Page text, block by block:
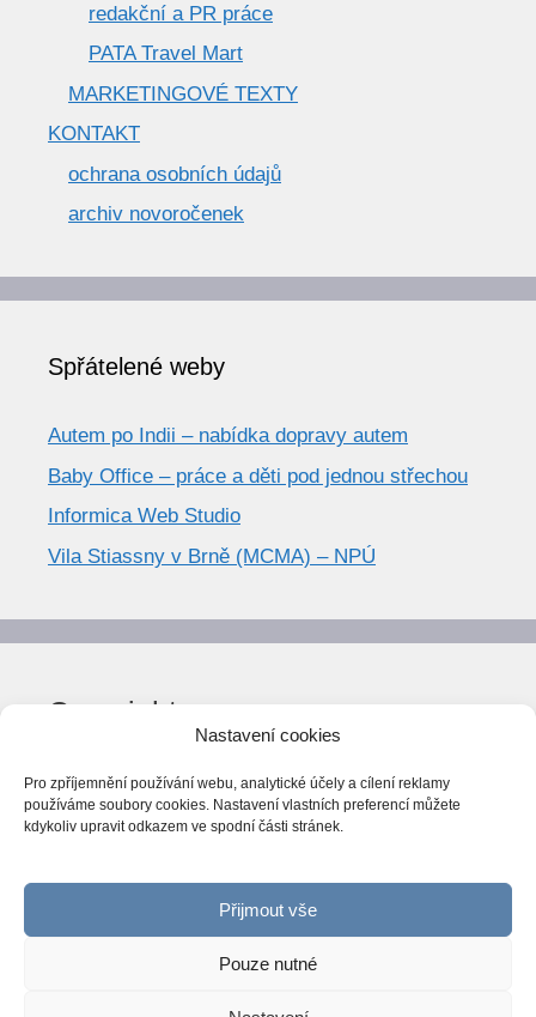
Nastavení cookies
Pro zpříjemnění používání webu, analytické účely a cílení reklamy
používáme soubory cookies. Nastavení vlastních preferencí můžete
kdykoliv upravit odkazem ve spodní části stránek.
Přijmout vše
Pouze nutné
redakční a PR práce
PATA Travel Mart
MARKETINGOVÉ TEXTY
KONTAKT
ochrana osobních údajů
archiv novoročenek
Spřátelené weby
Autem po Indii – nabídka dopravy autem
Baby Office – práce a děti pod jednou střechou
Informica Web Studio
Vila Stiassny v Brně (MCMA) – NPÚ
Copyright
© World Trend 2014-2026
Všechna práva vyhrazena.
CC BY-NC 4.0
ováno Národní knihovnou ČR